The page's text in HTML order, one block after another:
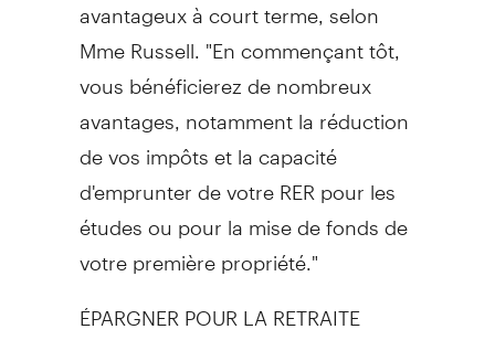
Mme Russell. "En commençant tôt,
vous bénéficierez de nombreux
avantages, notamment la réduction
de vos impôts et la capacité
d'emprunter de votre RER pour les
études ou pour la mise de fonds de
votre première propriété."
ÉPARGNER POUR LA RETRAITE